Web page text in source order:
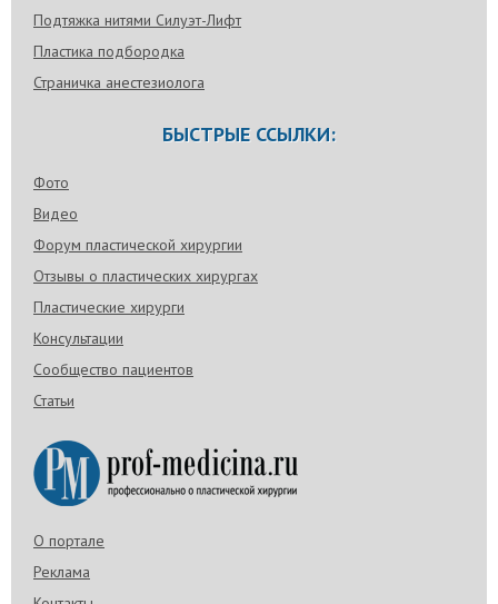
Подтяжка нитями Силуэт-Лифт
Пластика подбородка
Страничка анестезиолога
БЫСТРЫЕ ССЫЛКИ:
Фото
Видео
Форум пластической хирургии
Отзывы о пластических хирургах
Пластические хирурги
Консультации
Сообщество пациентов
Статьи
О портале
Реклама